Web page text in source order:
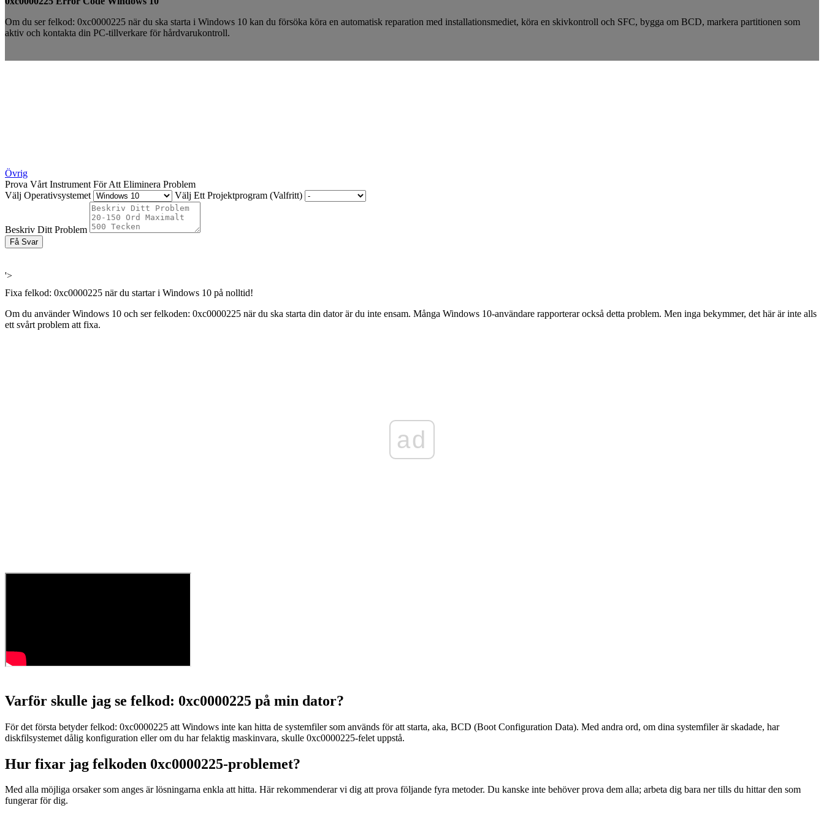
Om du ser felkod: 0xc0000225 när du ska starta i Windows 10 kan du försöka köra en automatisk reparation med installationsmediet, köra en skivkontroll och SFC, bygga om BCD, markera partitionen som
aktiv och kontakta din PC-tillverkare för hårdvarukontroll.
Övrig
Prova Vårt Instrument För Att Eliminera Problem
Välj Operativsystemet
Välj Ett Projektprogram (Valfritt)
Beskriv Ditt Problem
Få Svar
'>
Fixa felkod: 0xc0000225 när du startar i Windows 10 på nolltid!
Om du använder Windows 10 och ser felkoden: 0xc0000225 när du ska starta din dator är du inte ensam. Många Windows 10-användare rapporterar också detta problem. Men inga bekymmer, det här är inte alls
ett svårt problem att fixa.
ad
Varför skulle jag se felkod: 0xc0000225 på min dator?
För det första betyder felkod: 0xc0000225 att Windows inte kan hitta de systemfiler som används för att starta, aka, BCD (Boot Configuration Data). Med andra ord, om dina systemfiler är skadade, har
diskfilsystemet dålig konfiguration eller om du har felaktig maskinvara, skulle 0xc0000225-felet uppstå.
Hur fixar jag felkoden 0xc0000225-problemet?
Med alla möjliga orsaker som anges är lösningarna enkla att hitta. Här rekommenderar vi dig att prova följande fyra metoder. Du kanske inte behöver prova dem alla; arbeta dig bara ner tills du hittar den som
fungerar för dig.